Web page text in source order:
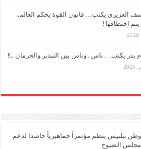
العزيزي يكتب… قانون القوة يحكم العالم..
اختطافها !
بدر يكتب… ناس . وناس بين التبذير والحرمان ..!!
ببلبيس ينظم مؤتمراً جماهيرياً حاشدا لدعم
الشيوخ